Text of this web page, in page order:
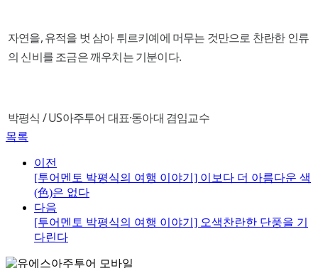
자연을, 유적을 벗 삼아 튀르키예에 머무는 것만으로 찬란한 인류
의 신비를 조금은 깨우치는 기분이다.
박평식 / US아주투어 대표·동아대 겸임교수
목록
이전
[투어멘토 박평식의 여행 이야기] 이보다 더 아름다운 색
(色)은 없다
다음
[투어멘토 박평식의 여행 이야기] 오색찬란한 단풍을 기
다린다